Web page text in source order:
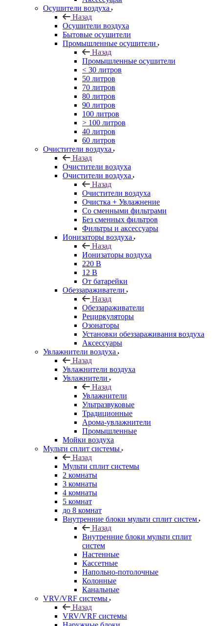
Осушители воздуха
Назад
Осушители воздуха
Бытовые осушители
Промышленные осушители
Назад
Промышленные осушители
< 30 литров
50 литров
70 литров
80 литров
90 литров
100 литров
> 100 литров
40 литров
60 литров
Очистители воздуха
Назад
Очистители воздуха
Очистители воздуха
Назад
Очистители воздуха
Очистка + Увлажнение
Cо сменными фильтрами
Без сменных фильтров
Фильтры и аксессуары
Ионизаторы воздуха
Назад
Ионизаторы воздуха
220 В
12 В
От батарейки
Обеззараживатели
Назад
Обеззараживатели
Рециркуляторы
Озонаторы
Установки обеззараживания воздуха
Аксессуары
Увлажнители воздуха
Назад
Увлажнители воздуха
Увлажнители
Назад
Увлажнители
Ультразвуковые
Традиционные
Арома-увлажнители
Промышленные
Мойки воздуха
Мульти сплит системы
Назад
Мульти сплит системы
2 комнаты
3 комнаты
4 комнаты
5 комнат
до 8 комнат
Внутренние блоки мульти сплит систем
Назад
Внутренние блоки мульти сплит
систем
Настенные
Кассетные
Напольно-потолочные
Колонные
Канальные
VRV/VRF системы
Назад
VRV/VRF системы